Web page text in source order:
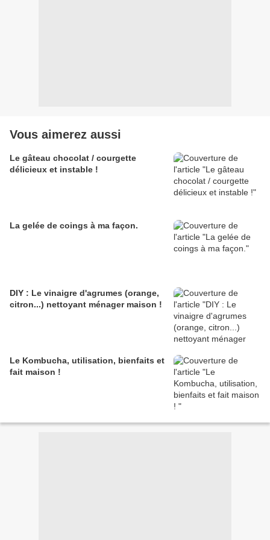
Vous aimerez aussi
Le gâteau chocolat / courgette
délicieux et instable !
La gelée de coings à ma façon.
DIY : Le vinaigre d'agrumes (orange,
citron...) nettoyant ménager maison !
Le Kombucha, utilisation, bienfaits et
fait maison !